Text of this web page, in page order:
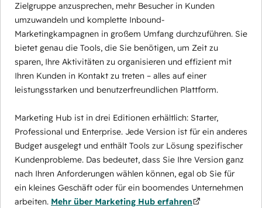
Zielgruppe anzusprechen, mehr Besucher in Kunden
umzuwandeln und komplette Inbound-
Marketingkampagnen in großem Umfang durchzuführen. Sie
bietet genau die Tools, die Sie benötigen, um Zeit zu
sparen, Ihre Aktivitäten zu organisieren und effizient mit
Ihren Kunden in Kontakt zu treten – alles auf einer
leistungsstarken und benutzerfreundlichen Plattform.
Marketing Hub ist in drei Editionen erhältlich: Starter,
Professional und Enterprise. Jede Version ist für ein anderes
Budget ausgelegt und enthält Tools zur Lösung spezifischer
Kundenprobleme. Das bedeutet, dass Sie Ihre Version ganz
nach Ihren Anforderungen wählen können, egal ob Sie für
ein kleines Geschäft oder für ein boomendes Unternehmen
arbeiten. Mehr über Marketing Hub erfahren